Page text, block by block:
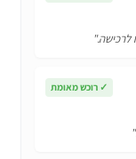
לרכישה."
✓ רוכש מאומת